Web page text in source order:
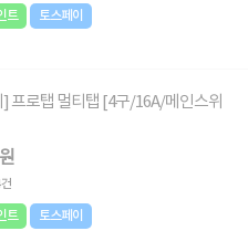
트 토스페이
프로탭 멀티탭 [4구/16A/메인스위
트 토스페이